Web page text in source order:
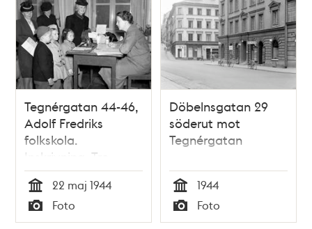
Tegnérgatan 44-46,
Adolf Fredriks
folkskola.
Inskrivning. Tre
skolbarn med sina
mödrar
Tid
22 maj 1944
Typ
Foto
Döbelnsgatan 29
söderut mot
Tegnérgatan
Tid
1944
Typ
Foto